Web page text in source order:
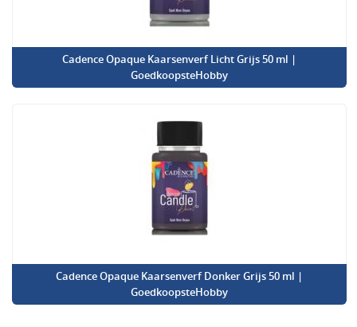
Cadence Opaque Kaarsenverf Licht Grijs 50 ml |
GoedkoopsteHobby
Cadence Opaque Kaarsenverf Donker Grijs 50 ml |
GoedkoopsteHobby